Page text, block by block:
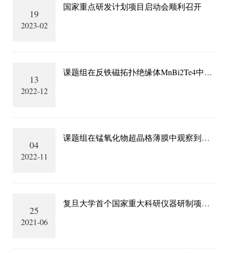
19
2023-02
国家重点研发计划项目启动会顺利召开
13
2022-12
课题组在反铁磁拓扑绝缘体MnBi2Te4中观
04
2022-11
课题组在锰氧化物超晶格薄膜中观察到局
25
2021-06
复旦大学首个国家重大科研仪器研制项目